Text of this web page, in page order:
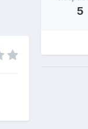
5